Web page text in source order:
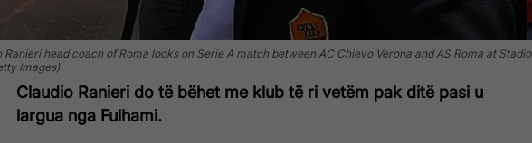
Ranieri head coach of Roma looks on Serie A match between AC Chievo Verona and AS Roma at
Images)
Claudio Ranieri do të bëhet me klub të ri vetëm pak ditë pasi u
largua nga Fulhami.